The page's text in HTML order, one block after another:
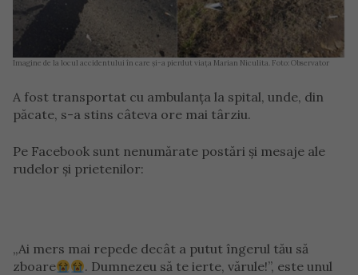
Imagine de la locul accidentului în care și-a pierdut viața Marian Niculita. Foto: Observator
A fost transportat cu ambulanța la spital, unde, din
păcate, s-a stins câteva ore mai târziu.
Pe Facebook sunt nenumărate postări și mesaje ale
rudelor și prietenilor:
„Ai mers mai repede decât a putut îngerul tău să
zboare
. Dumnezeu să te ierte, vărule!”, este unul